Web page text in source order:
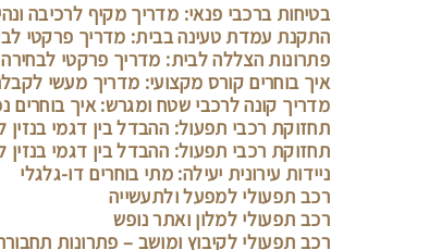
בטיחות ברכבי פנאי: מדריך מקיף לרכיבה
התקנת עמדת טעינה בבית: מדריך פרקטי
פתרונות הצללה לבית: מדריך פרקטי
איך בוחרים קורס מקצועי: מדריך מעשי
מדריך קונה לרכבי שטח ומגרש: איך בוחרים
תחזוקת רכבי תפעול: ההבדל בין דגמי
תחזוקת רכבי תפעול: ההבדל בין דגמי
ניידות עירונית יעילה: מתי בוחרים דו-גלגלי
רכב תפעולי למפעל ולתעשייה
רכב תפעולי למלון ואתר נופש
רכב תפעולי לקיבוץ ומושב – פתרונות